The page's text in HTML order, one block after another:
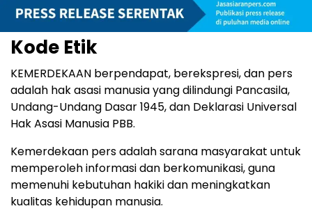
Kode Etik
KEMERDEKAAN berpendapat, berekspresi, dan pers
adalah hak asasi manusia yang dilindungi Pancasila,
Undang-Undang Dasar 1945, dan Deklarasi Universal
Hak Asasi Manusia PBB.
Kemerdekaan pers adalah sarana masyarakat untuk
memperoleh informasi dan berkomunikasi, guna
memenuhi kebutuhan hakiki dan meningkatkan
kualitas kehidupan manusia.